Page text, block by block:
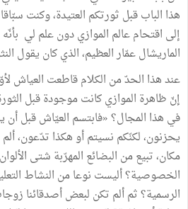
هذا الباب قبل ثورتكم العتيدة، وكنت
إلى اقتحام عالم الموازي دون علم لي
الماريشال عمّار العظيم، الذي كان يقول
عند هذا الحدّ من الكلام قاطعت العياش
إنّ ظاهرة الموازي كانت موجودة قبل
في هذا المجال؟ «فابتسم العيّاش قبل أن
يحزنون، لكنّكم نسيتم أو هكذا تدّعون،
مكان، تبيع من البضائع المهرّبة شتى
الخصوصية؟ أليست نوعا من النشاط
الرسمية؟ ثم ألم تكن لبعض أصدقائنا